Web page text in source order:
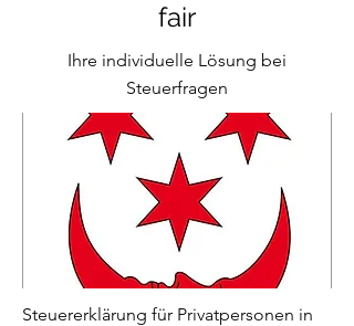
fair
Ihre individuelle Lösung bei
Steuerfragen
Steuererklärung für Privatpersonen in